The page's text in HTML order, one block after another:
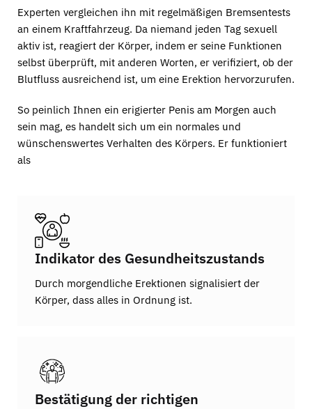
Experten vergleichen ihn mit regelmäßigen Bremsentests
an einem Kraftfahrzeug. Da niemand jeden Tag sexuell
aktiv ist, reagiert der Körper, indem er seine Funktionen
selbst überprüft, mit anderen Worten, er verifiziert, ob der
Blutfluss ausreichend ist, um eine Erektion hervorzurufen.
So peinlich Ihnen ein erigierter Penis am Morgen auch
sein mag, es handelt sich um ein normales und
wünschenswertes Verhalten des Körpers. Er funktioniert
als
Indikator des Gesundheitszustands
Durch morgendliche Erektionen signalisiert der
Körper, dass alles in Ordnung ist.
Bestätigung der richtigen